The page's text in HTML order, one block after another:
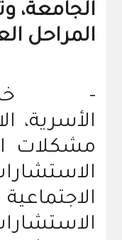
الجامعة،
المراحل
-
الأسرية،
مشكلات